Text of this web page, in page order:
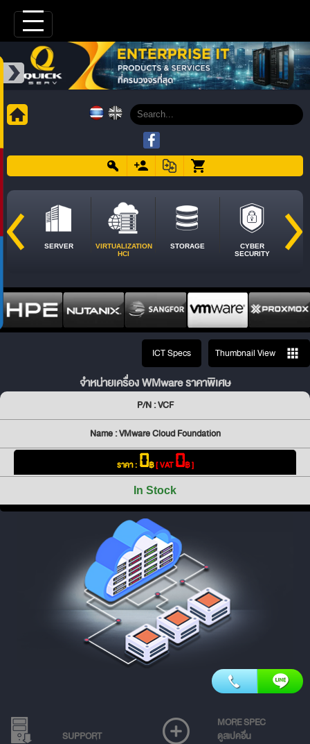
SERVER
VIRTUALIZATION
HCI
STORAGE
CYBER
SECURITY
ICT Specs Thumbnail View
จำหน่ายเครื่อง WMware ราคาพิเศษ
P/N : VCF
Name : VMware Cloud Foundation
ราคา : 0฿[ VAT0฿ ]
In Stock
SUPPORT
MORE SPEC
ดูสเปคอื่น